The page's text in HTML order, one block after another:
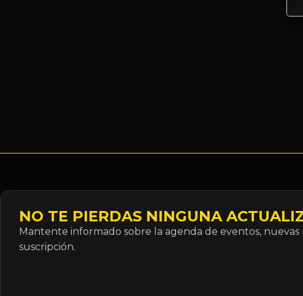
NO TE PIERDAS NINGUNA
Mantente informado sobre la agenda de eventos,
suscripción.